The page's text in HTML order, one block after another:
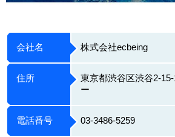
会社名 株式会社ecbeing
住所
東京都渋谷区渋谷2-
ー
電話番号 03-3486-5259